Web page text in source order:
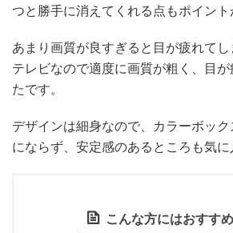
つと勝手に消えてくれる点もポイント
あまり画質が良すぎると目が疲れて
テレビなので適度に画質が粗く、目
たです。
デザインは細身なので、カラーボッ
にならず、安定感のあるところも気に
こんな方にはおすす